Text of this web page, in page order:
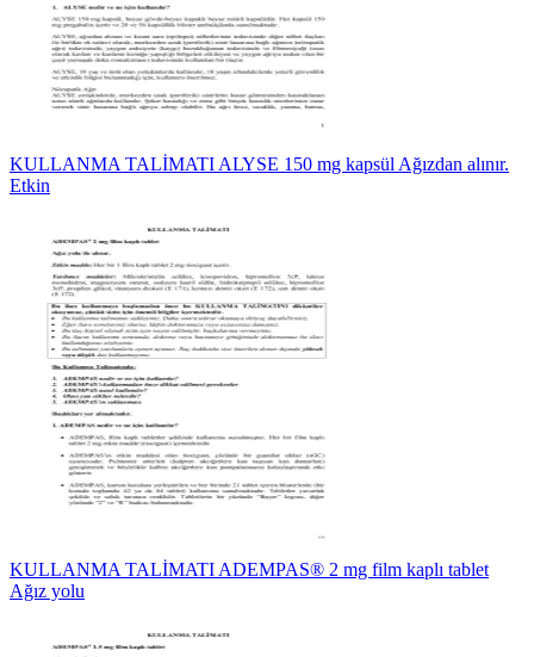
KULLANMA TALİMATI ALYSE 150 mg kapsül Ağızdan alınır.
Etkin
KULLANMA TALİMATI ADEMPAS® 2 mg film kaplı tablet
Ağız yolu